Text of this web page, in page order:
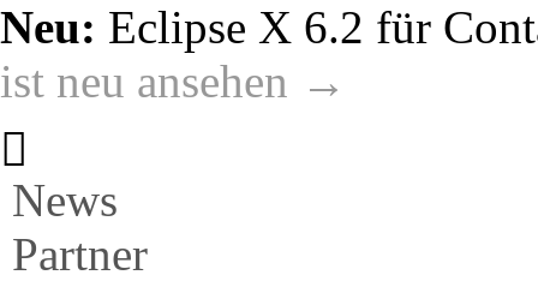
Neu: Eclipse X 6.2 für
ist neu ansehen →
News
Partner